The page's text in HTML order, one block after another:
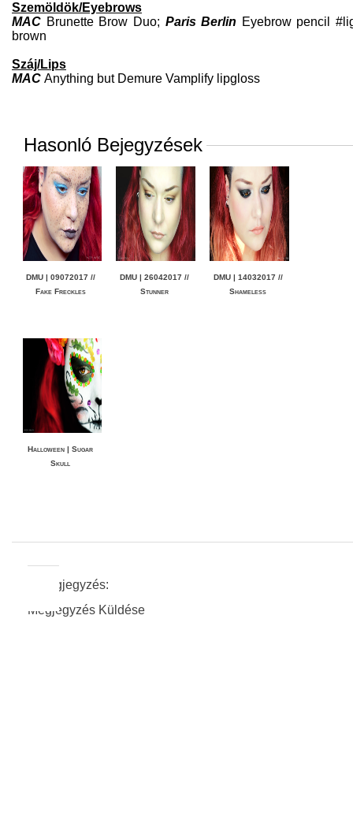
Szemöldök/Eyebrows
MAC Brunette Brow Duo; Paris Berlin Eyebrow pencil
brown
Száj/Lips
MAC Anything but Demure Vamplify lipgloss
Hasonló Bejegyzések
DMU | 09072017 //
Fake Freckles
DMU | 26042017 //
Stunner
DMU | 14032017 //
Shameless
Halloween | Sugar
Skull
0 Megjegyzés:
Megjegyzés Küldése